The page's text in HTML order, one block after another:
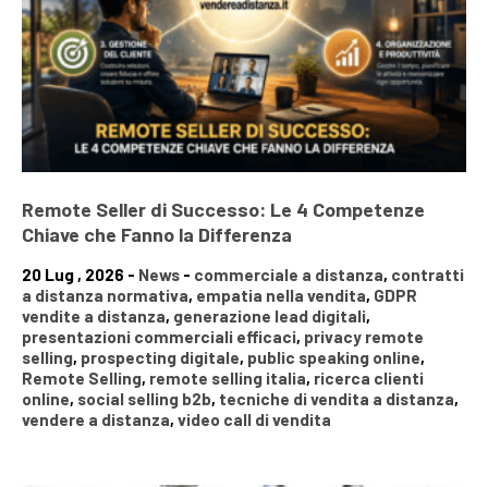
Remote Seller di Successo: Le 4 Competenze
Chiave che Fanno la Differenza
20 Lug , 2026 - News - commerciale a distanza, contratti
a distanza normativa, empatia nella vendita, GDPR
vendite a distanza, generazione lead digitali,
presentazioni commerciali efficaci, privacy remote
selling, prospecting digitale, public speaking online,
Remote Selling, remote selling italia, ricerca clienti
online, social selling b2b, tecniche di vendita a distanza,
vendere a distanza, video call di vendita